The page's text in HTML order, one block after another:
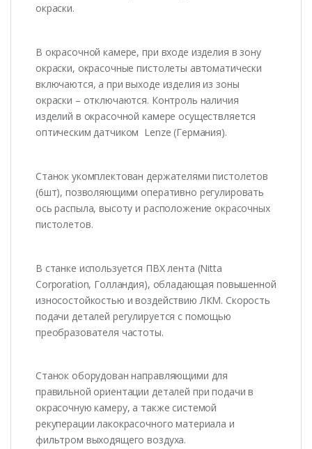
окраски.
В окрасочной камере, при входе изделия в зону
окраски, окрасочные пистолеты автоматически
включаются, а при выходе изделия из зоны
окраски – отключаются. Контроль наличия
изделий в окрасочной камере осуществляется
оптическим датчиком Lenze (Германия).
Станок укомплектован держателями пистолетов
(6шт), позволяющими оперативно регулировать
ось распыла, высоту и расположение окрасочных
пистолетов.
В станке используется ПВХ лента (Nitta
Corporation, Голландия), обладающая повышенной
износостойкостью и воздействию ЛКМ. Скорость
подачи деталей регулируется с помощью
преобразователя частоты.
Станок оборудован направляющими для
правильной ориентации деталей при подачи в
окрасочную камеру, а также системой
рекуперации лакокрасочного материала и
фильтром выходящего воздуха.